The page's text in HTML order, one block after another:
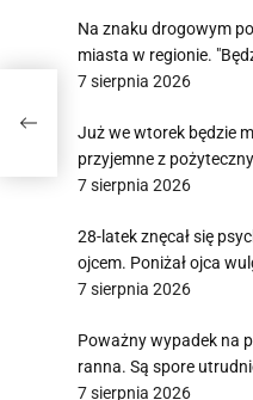
Na znaku drogowym
miasta w regionie.
7 sierpnia 2026
Już we wtorek będzie
przyjemne z
7 sierpnia 2026
28-latek znęcał się
ojcem. Poniżał ojca
7 sierpnia 2026
Poważny wypadek na
ranna. Są spore
7 sierpnia 2026